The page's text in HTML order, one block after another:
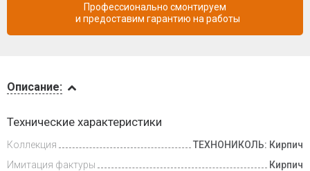
и оплата
Описание:
Технические характеристики
Коллекция
ТЕХНОНИКОЛЬ: Кирпич
Имитация фактуры
Кирпич
Профессионально смонтируем
и предоставим гарантию на работы